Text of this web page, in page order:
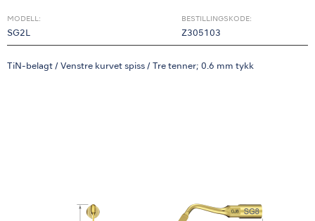
MODELL:
SG2L
BESTILLINGSKODE:
Z305103
TiN-belagt / Venstre kurvet spiss / Tre tenner; 0.6 mm tykk